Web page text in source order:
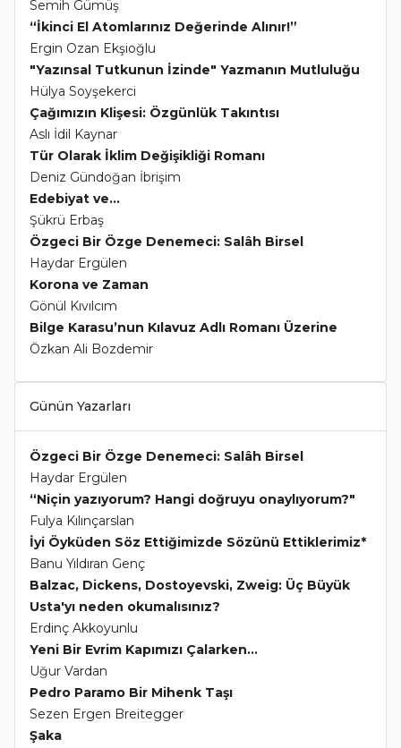
Semih Gümüş
“İkinci El Atomlarınız Değerinde Alınır!”
Ergin Ozan Ekşioğlu
"Yazınsal Tutkunun İzinde" Yazmanın Mutluluğu
Hülya Soyşekerci
Çağımızın Klişesi: Özgünlük Takıntısı
Aslı İdil Kaynar
Tür Olarak İklim Değişikliği Romanı
Deniz Gündoğan İbrişim
Edebiyat ve...
Şükrü Erbaş
Özgeci Bir Özge Denemeci: Salâh Birsel
Haydar Ergülen
Korona ve Zaman
Gönül Kıvılcım
Bilge Karasu’nun Kılavuz Adlı Romanı Üzerine
Özkan Ali Bozdemir
Günün Yazarları
Özgeci Bir Özge Denemeci: Salâh Birsel
Haydar Ergülen
“Niçin yazıyorum? Hangi doğruyu onaylıyorum?"
Fulya Kılınçarslan
İyi Öyküden Söz Ettiğimizde Sözünü Ettiklerimiz*
Banu Yıldıran Genç
Balzac, Dickens, Dostoyevski, Zweig: Üç Büyük
Usta'yı neden okumalısınız?
Erdinç Akkoyunlu
Yeni Bir Evrim Kapımızı Çalarken...
Uğur Vardan
Pedro Paramo Bir Mihenk Taşı
Sezen Ergen Breitegger
Şaka